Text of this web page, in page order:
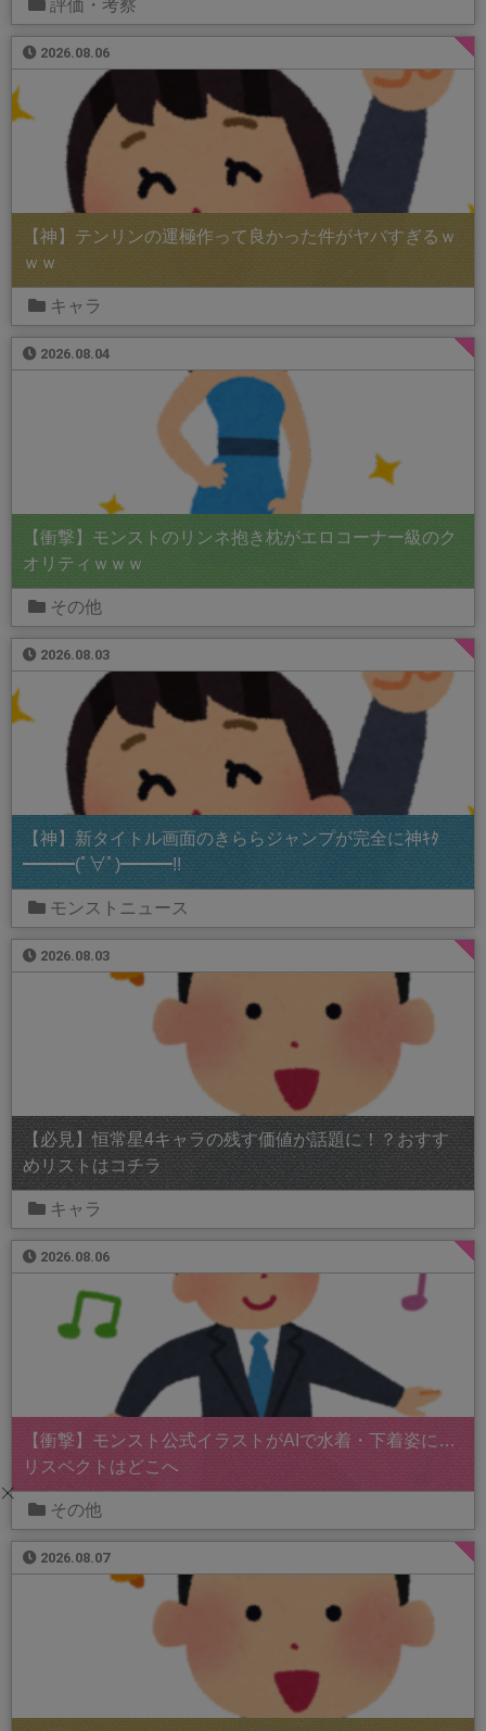
評価・考察
2026.08.06
【神】テンリンの運極作って良かった件がヤバすぎるｗ
ｗｗ
キャラ
2026.08.04
【衝撃】モンストのリンネ抱き枕がエロコーナー級のク
オリティｗｗｗ
その他
2026.08.03
【神】新タイトル画面のきららジャンプが完全に神ｷﾀ
━━━(ﾟ∀ﾟ)━━━!!
モンストニュース
2026.08.03
【必見】恒常星4キャラの残す価値が話題に！？おすす
めリストはコチラ
キャラ
2026.08.06
【衝撃】モンスト公式イラストがAIで水着・下着姿に…
リスペクトはどこへ
その他
2026.08.07